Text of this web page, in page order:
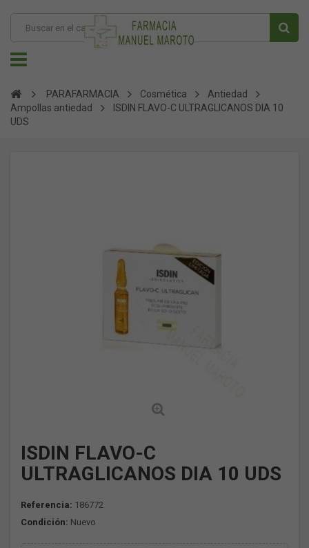
PARAFARMACIA Cosmética
Antiedad
Ampollas antiedad
ISDIN FLAVO-C ULTRAGLICANOS DIA 10
UDS
ISDIN FLAVO-C
ULTRAGLICANOS DIA 10 UDS
Referencia: 186772
Condición: Nuevo